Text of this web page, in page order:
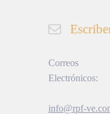
Correos
Electrónicos:
info@rpf-